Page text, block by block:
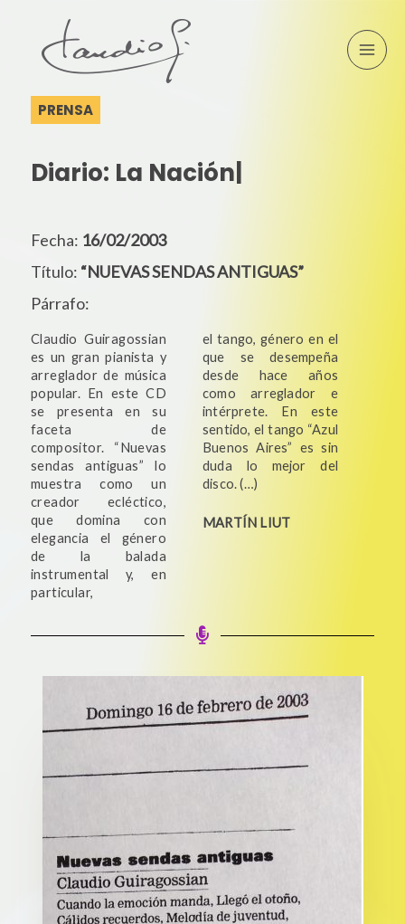
PRENSA
Diario: La Nación
Fecha: 16/02/2003
Título: “NUEVAS SENDAS ANTIGUAS”
Párrafo:
Claudio Guiragossian
es un gran pianista y
arreglador de música
popular. En este CD
se presenta en su
faceta de
compositor. “Nuevas
sendas antiguas” lo
muestra como un
creador ecléctico,
que domina con
elegancia el género
de la balada
instrumental y, en
particular,
el tango, género en el
que se desempeña
desde hace años
como arreglador e
intérprete. En este
sentido, el tango “Azul
Buenos Aires” es sin
duda lo mejor del
disco. (…)
MARTÍN LIUT